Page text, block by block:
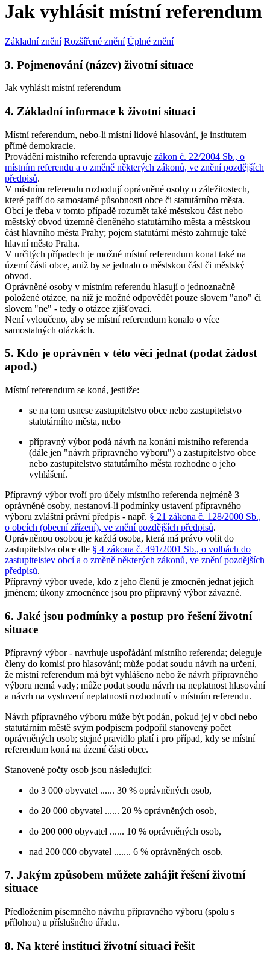
Jak vyhlásit místní referendum
Základní znění Rozšířené znění Úplné znění
3. Pojmenování (název) životní situace
Jak vyhlásit místní referendum
4. Základní informace k životní situaci
Místní referendum, nebo-li místní lidové hlasování, je institutem
přímé demokracie.
Provádění místního referenda upravuje zákon č. 22/2004 Sb., o
místním referendu a o změně některých zákonů, ve znění pozdějších
předpisů.
V místním referendu rozhodují oprávněné osoby o záležitostech,
které patří do samostatné působnosti obce či statutárního města.
Obcí je třeba v tomto případě rozumět také městskou část nebo
městský obvod územně členěného statutárního města a městskou
část hlavního města Prahy; pojem statutární město zahrnuje také
hlavní město Praha.
V určitých případech je možné místní referendum konat také na
území části obce, aniž by se jednalo o městskou část či městský
obvod.
Oprávněné osoby v místním referendu hlasují o jednoznačně
položené otázce, na niž je možné odpovědět pouze slovem "ano" či
slovem "ne" - tedy o otázce zjišťovací.
Není vyloučeno, aby se místní referendum konalo o více
samostatných otázkách.
5. Kdo je oprávněn v této věci jednat (podat žádost
apod.)
Místní referendum se koná, jestliže:
se na tom usnese zastupitelstvo obce nebo zastupitelstvo
statutárního města, nebo
přípravný výbor podá návrh na konání místního referenda
(dále jen "návrh přípravného výboru") a zastupitelstvo obce
nebo zastupitelstvo statutárního města rozhodne o jeho
vyhlášení.
Přípravný výbor tvoří pro účely místního referenda nejméně 3
oprávněné osoby, nestanoví-li podmínky ustavení přípravného
výboru zvláštní právní předpis - např. § 21 zákona č. 128/2000 Sb.,
o obcích (obecní zřízení), ve znění pozdějších předpisů.
Oprávněnou osobou je každá osoba, která má právo volit do
zastupitelstva obce dle § 4 zákona č. 491/2001 Sb., o volbách do
zastupitelstev obcí a o změně některých zákonů, ve znění pozdějších
předpisů.
Přípravný výbor uvede, kdo z jeho členů je zmocněn jednat jejich
jménem; úkony zmocněnce jsou pro přípravný výbor závazné.
6. Jaké jsou podmínky a postup pro řešení životní
situace
Přípravný výbor - navrhuje uspořádání místního referenda; deleguje
členy do komisí pro hlasování; může podat soudu návrh na určení,
že místní referendum má být vyhlášeno nebo že návrh přípravného
výboru nemá vady; může podat soudu návrh na neplatnost hlasování
a návrh na vyslovení neplatnosti rozhodnutí v místním referendu.
Návrh přípravného výboru může být podán, pokud jej v obci nebo
statutárním městě svým podpisem podpořil stanovený počet
oprávněných osob; stejné pravidlo platí i pro případ, kdy se místní
referendum koná na území části obce.
Stanovené počty osob jsou následující:
do 3 000 obyvatel ...... 30 % oprávněných osob,
do 20 000 obyvatel ...... 20 % oprávněných osob,
do 200 000 obyvatel ...... 10 % oprávněných osob,
nad 200 000 obyvatel ....... 6 % oprávněných osob.
7. Jakým způsobem můžete zahájit řešení životní
situace
Předložením písemného návrhu přípravného výboru (spolu s
přílohou) u příslušného úřadu.
8. Na které instituci životní situaci řešit